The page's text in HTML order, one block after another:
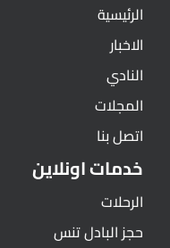
الرئيسية
الاخبار
النادي
المجلات
اتصل بنا
خدمات اونلاين
الرحلات
حجز البادل تنس